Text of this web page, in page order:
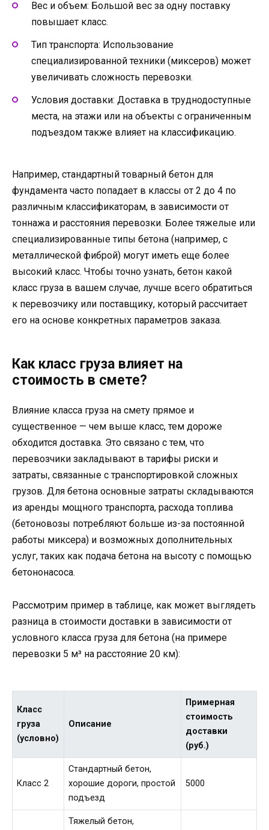
Вес и объем: Большой вес за одну поставку
повышает класс.
Тип транспорта: Использование
специализированной техники (миксеров) может
увеличивать сложность перевозки.
Условия доставки: Доставка в труднодоступные
места, на этажи или на объекты с ограниченным
подъездом также влияет на классификацию.
Например, стандартный товарный бетон для
фундамента часто попадает в классы от 2 до 4 по
различным классификаторам, в зависимости от
тоннажа и расстояния перевозки. Более тяжелые или
специализированные типы бетона (например, с
металлической фиброй) могут иметь еще более
высокий класс. Чтобы точно узнать, бетон какой
класс груза в вашем случае, лучше всего обратиться
к перевозчику или поставщику, который рассчитает
его на основе конкретных параметров заказа.
Как класс груза влияет на
стоимость в смете?
Влияние класса груза на смету прямое и
существенное — чем выше класс, тем дороже
обходится доставка. Это связано с тем, что
перевозчики закладывают в тарифы риски и
затраты, связанные с транспортировкой сложных
грузов. Для бетона основные затраты складываются
из аренды мощного транспорта, расхода топлива
(бетоновозы потребляют больше из-за постоянной
работы миксера) и возможных дополнительных
услуг, таких как подача бетона на высоту с помощью
бетононасоса.
Рассмотрим пример в таблице, как может выглядеть
разница в стоимости доставки в зависимости от
условного класса груза для бетона (на примере
перевозки 5 м³ на расстояние 20 км):
Класс
груза
(условно)
Описание
Примерная
стоимость
доставки
(руб.)
Класс 2
Стандартный бетон,
хорошие дороги, простой
подъезд
5000
Тяжелый бетон,